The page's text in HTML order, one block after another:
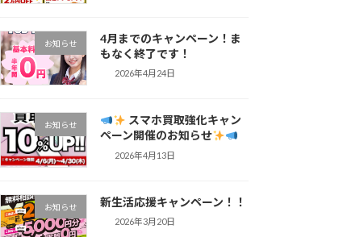
お知らせ
4月までのキャンペーン！ま
もなく終了です！
2026年4月24日
お知らせ
スマホ買取強化キャン
ペーン開催のお知らせ
2026年4月13日
お知らせ 新生活応援キャンペーン！！
2026年3月20日